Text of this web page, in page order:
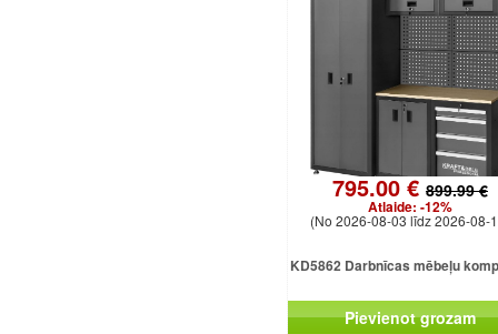
795.00 €899.99 €
Atlaide: -12%
(No 2026-08-03 līdz 2026-08-
KD5862 Darbnīcas mēbeļu
Pievienot grozam